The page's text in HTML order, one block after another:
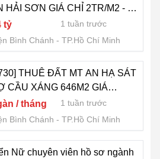
HẢI SƠN GIÁ CHỈ 2TR/M2 - 4x
tỷ
1 tuần trước
Bình Chánh
TP.Hồ Chí Minh
THUÊ ĐẤT MT AN HẠ SÁT
CẦU XÁNG 646M2 GIÁ
TH / tháng
1 tuần trước
Bình Chánh
TP.Hồ Chí Minh
Nữ chuyên viên hồ sơ ngành